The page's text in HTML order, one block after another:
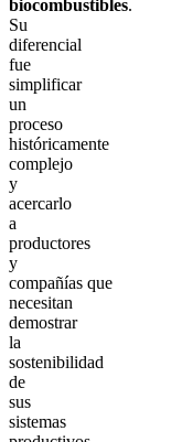
biocombustibles.
Su
diferencial
fue
simplificar
un
proceso
históricamente
complejo
y
acercarlo
a
productores
y
compañías que
necesitan
demostrar
la
sostenibilidad
de
sus
sistemas